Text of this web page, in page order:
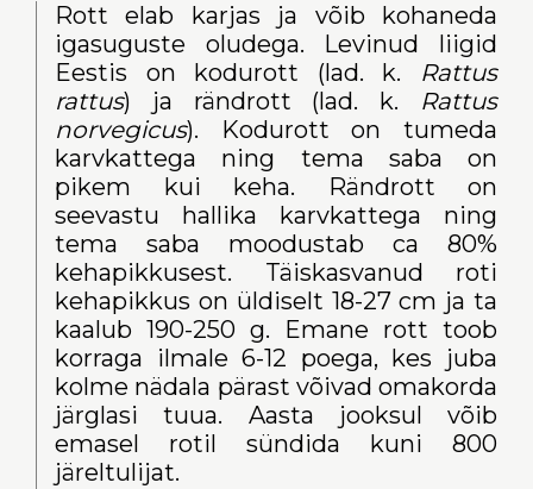
Rott elab karjas ja võib kohaneda
igasuguste oludega. Levinud liigid
Eestis on kodurott (lad. k. Rattus
rattus) ja rändrott (lad. k. Rattus
norvegicus). Kodurott on tumeda
karvkattega ning tema saba on
pikem kui keha. Rändrott on
seevastu hallika karvkattega ning
tema saba moodustab ca 80%
kehapikkusest. Täiskasvanud roti
kehapikkus on üldiselt 18-27 cm ja ta
kaalub 190-250 g. Emane rott toob
korraga ilmale 6-12 poega, kes juba
kolme nädala pärast võivad omakorda
järglasi tuua. Aasta jooksul võib
emasel rotil sündida kuni 800
järeltulijat.